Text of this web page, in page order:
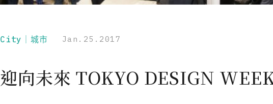
City｜城市 Jan.25.2017
迎向未來 TOKYO DESIGN